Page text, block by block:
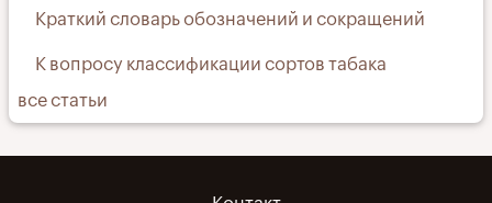
Краткий словарь обозначений и сокращений
К вопросу классификации сортов табака
все статьи